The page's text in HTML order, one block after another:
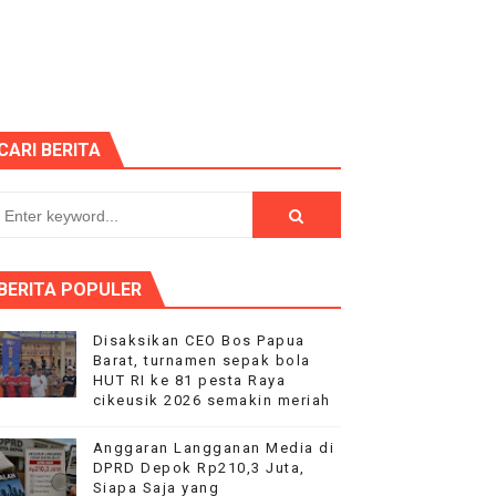
Sutarman
Desa Maju dan Mandiri
RI ke-81
Tani Hanya Terima Sebagian
bagi Seluruh Bangsa
"Proyek Siluman
BERITA
POPULER
Disaksikan CEO Bos Papua
Barat, turnamen sepak bola
HUT RI ke 81 pesta Raya
cikeusik 2026 semakin meriah
Anggaran Langganan Media di
DPRD Depok Rp210,3 Juta,
Siapa Saja yang